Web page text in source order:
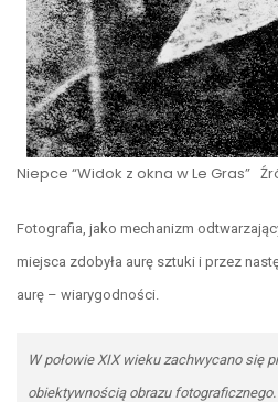
Niepce “Widok z okna w Le Gras”
Fotografia, jako mechanizm
miejsca zdobyła aurę sztuki i przez
aurę – wiarygodności.
W połowie XIX wieku zachwycano się
obiektywnością obrazu